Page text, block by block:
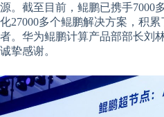
源。 截至目前，鲲鹏已携手7000
化27000多个鲲鹏解决方案，积
者。华为鲲鹏计算产品部部长刘
诚挚感谢。